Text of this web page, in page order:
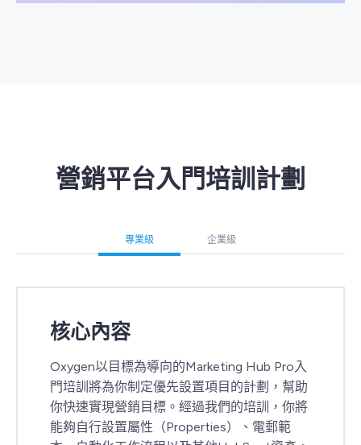
營銷平台入門培訓計劃
專業級 企業級
核心內容
Oxygen以目標為導向的Marketing Hub Pro入
門培訓將為你制定優先設置項目的計劃，幫助
你快速實現營銷目標。經過我們的培訓，你將
能夠自行設置屬性（Properties）、電郵範